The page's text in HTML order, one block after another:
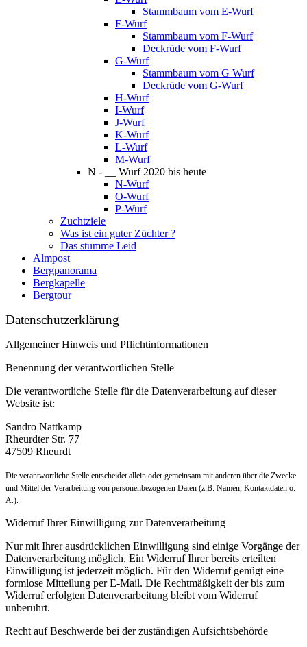
Stammbaum vom E-Wurf
F-Wurf
Stammbaum vom F-Wurf
Deckrüde vom F-Wurf
G-Wurf
Stammbaum vom G Wurf
Deckrüde vom G-Wurf
H-Wurf
I-Wurf
J-Wurf
K-Wurf
L-Wurf
M-Wurf
N - __ Wurf 2020 bis heute
N-Wurf
O-Wurf
P-Wurf
Zuchtziele
Was ist ein guter Züchter ?
Das stumme Leid
Almpost
Bergpanorama
Bergkapelle
Bergtour
Datenschutzerklärung
Allgemeiner Hinweis und Pflichtinformationen
Benennung der verantwortlichen Stelle
Die verantwortliche Stelle für die Datenverarbeitung auf dieser
Website ist:
Sandro Nattkamp
Rheurdter Str. 77
47509 Rheurdt
Die verantwortliche Stelle entscheidet allein oder gemeinsam mit anderen über die Zwecke
und Mittel der Verarbeitung von personenbezogenen Daten (z.B. Namen, Kontaktdaten o.
Ä.).
Widerruf Ihrer Einwilligung zur Datenverarbeitung
Nur mit Ihrer ausdrücklichen Einwilligung sind einige Vorgänge der
Datenverarbeitung möglich. Ein Widerruf Ihrer bereits erteilten
Einwilligung ist jederzeit möglich. Für den Widerruf genügt eine
formlose Mitteilung per E-Mail. Die Rechtmäßigkeit der bis zum
Widerruf erfolgten Datenverarbeitung bleibt vom Widerruf
unberührt.
Recht auf Beschwerde bei der zuständigen Aufsichtsbehörde